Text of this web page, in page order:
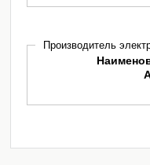
Производитель